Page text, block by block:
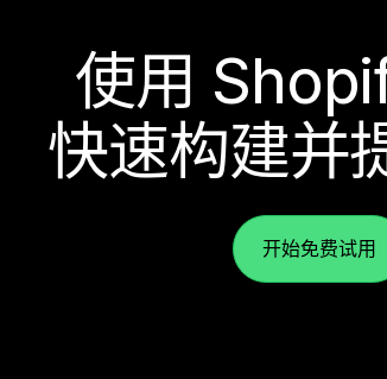
使用
快速构建并
开始免费试用